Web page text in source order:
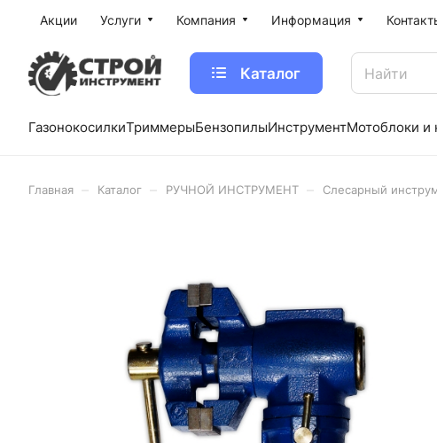
Акции Услуги Компания Информация
Каталог
ГазонокосилкиТриммерыБензопилыИнструментМотоблоки и
Главная Каталог РУЧНОЙ ИНСТРУМЕНТ Слесарный